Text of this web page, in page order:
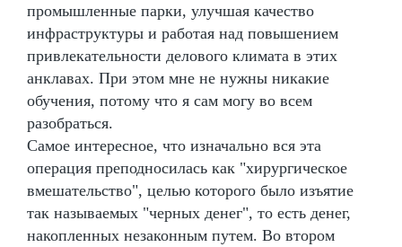
промышленные парки, улучшая качество
инфраструктуры и работая над повышением
привлекательности делового климата в этих
анклавах. При этом мне не нужны никакие
обучения, потому что я сам могу во всем
разобраться.
Самое интересное, что изначально вся эта
операция преподносилась как "хирургическое
вмешательство", целью которого было изъятие
так называемых "черных денег", то есть денег,
накопленных незаконным путем. Во втором